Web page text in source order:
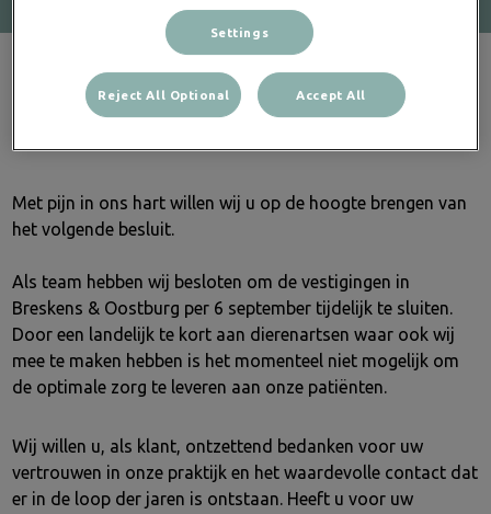
Tijdelijke sluiting
Met pijn in ons hart willen wij u op de hoogte brengen van
het volgende besluit.
Als team hebben wij besloten om de vestigingen in
Breskens & Oostburg per 6 september tijdelijk te sluiten.
Door een landelijk te kort aan dierenartsen waar ook wij
mee te maken hebben is het momenteel niet mogelijk om
de optimale zorg te leveren aan onze patiënten.
Wij willen u, als klant, ontzettend bedanken voor uw
vertrouwen in onze praktijk en het waardevolle contact dat
er in de loop der jaren is ontstaan. Heeft u voor uw
Settings
Reject All Optional Accept All